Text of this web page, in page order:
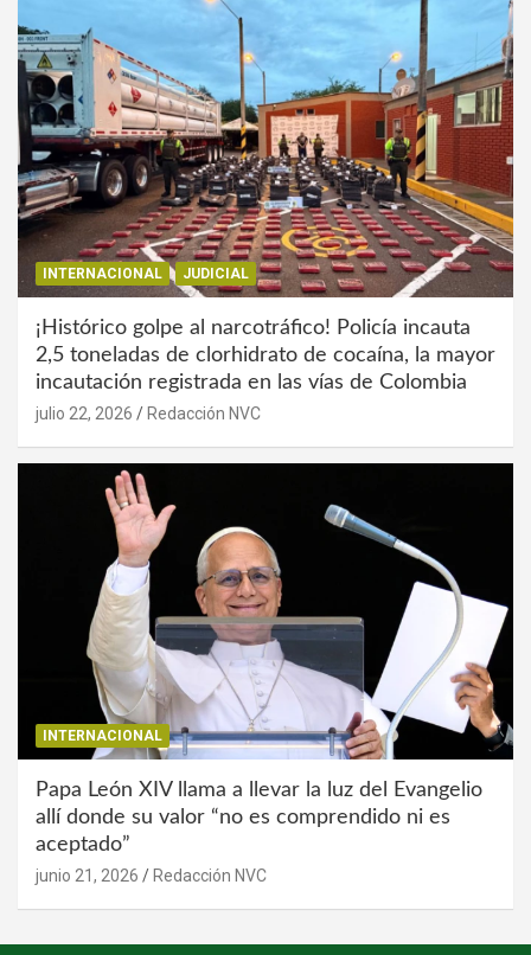
INTERNACIONAL JUDICIAL
¡Histórico golpe al narcotráfico! Policía incauta
2,5 toneladas de clorhidrato de cocaína, la mayor
incautación registrada en las vías de Colombia
julio 22, 2026 Redacción NVC
INTERNACIONAL
Papa León XIV llama a llevar la luz del Evangelio
allí donde su valor “no es comprendido ni es
aceptado”
junio 21, 2026 Redacción NVC